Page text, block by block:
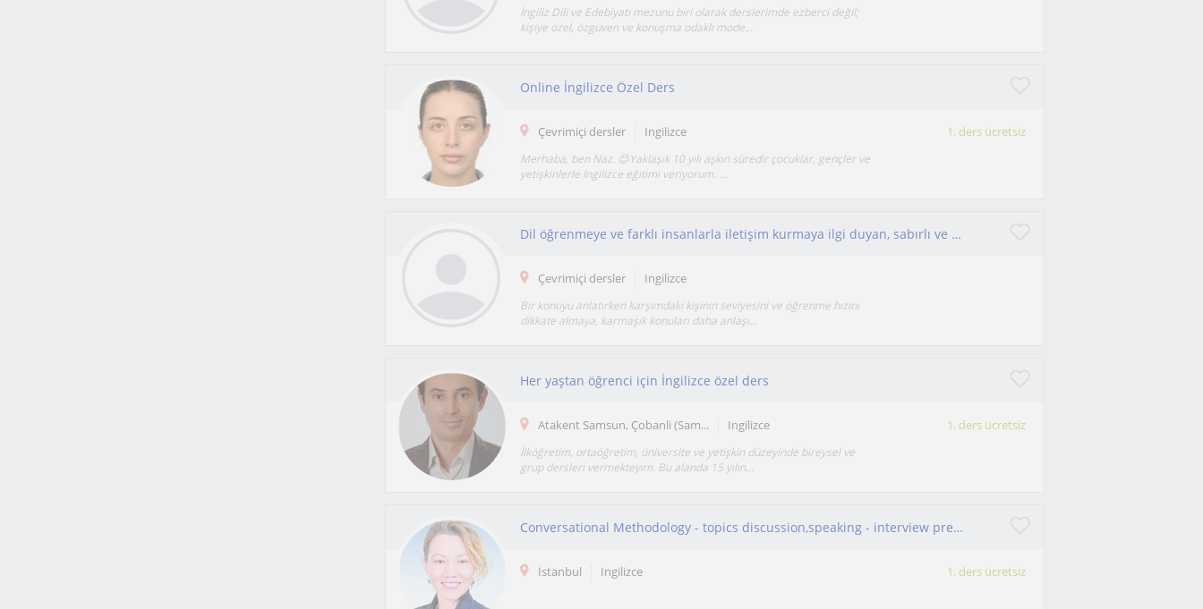
İngiliz Dili ve Edebiyatı mezunu biri olarak derslerimde ezberci değil;
kişiye özel, özgüven ve konuşma odaklı mode...
Online İngilizce Özel Ders
Çevrimiçi dersler Ingilizce 1. ders ücretsiz
Merhaba, ben Naz. 😊Yaklaşık 10 yılı aşkın süredir çocuklar, gençler ve
yetişkinlerle İngilizce eğitimi veriyorum. ...
Dil öğrenmeye ve farklı insanlarla iletişim kurmaya ilgi duyan, sabırlı ve öğrenmeye açık biriyim.
Çevrimiçi dersler Ingilizce
Bir konuyu anlatırken karşımdaki kişinin seviyesini ve öğrenme hızını
dikkate almaya, karmaşık konuları daha anlaşı...
Her yaştan öğrenci için İngilizce özel ders
Atakent Samsun, Çobanli (Sam... Ingilizce 1. ders ücretsiz
İlköğretim, ortaöğretim, üniversite ve yetişkin düzeyinde bireysel ve
grup dersleri vermekteyim. Bu alanda 15 yılın...
Conversational Methodology - topics discussion,speaking - interview preparation - business negotiations, organisations
İstanbul Ingilizce 1. ders ücretsiz